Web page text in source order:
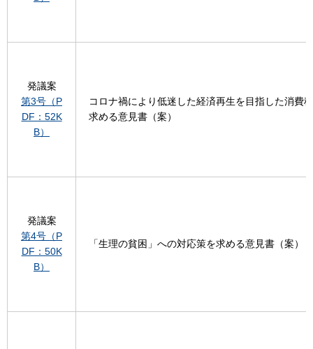
発議案
第3号（P
DF：52K
B）
コロナ禍により低迷した経済再生を目指した消費
求める意見書（案）
発議案
第4号（P
DF：50K
B）
「生理の貧困」への対応策を求める意見書（案）